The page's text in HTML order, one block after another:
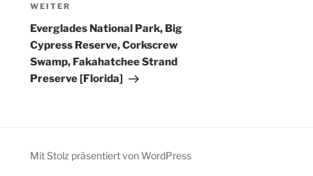
Nächster
Beitrag
WEITER
Everglades National Park, Big
Cypress Reserve, Corkscrew
Swamp, Fakahatchee Strand
Preserve [Florida]
Mit Stolz präsentiert von WordPress